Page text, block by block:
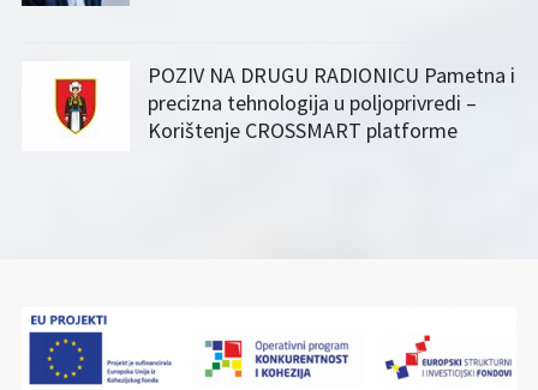
POZIV NA DRUGU RADIONICU Pametna i
precizna tehnologija u poljoprivredi –
Korištenje CROSSMART platforme